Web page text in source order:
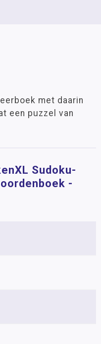
met daarin
een puzzel van
Sudoku-
-